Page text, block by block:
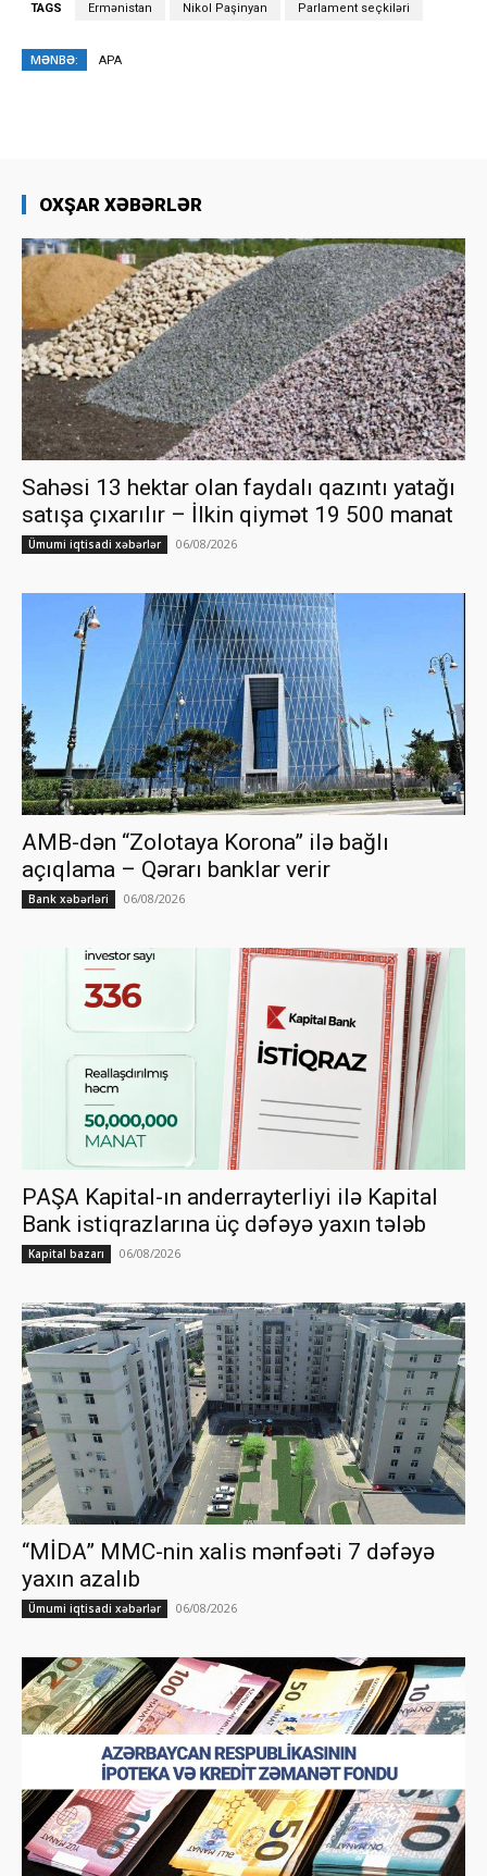
TAGS Ermənistan Nikol Paşinyan Parlament seçkiləri
MƏNBƏ: APA
OXŞAR XƏBƏRLƏR
Sahəsi 13 hektar olan faydalı qazıntı yatağı
satışa çıxarılır – İlkin qiymət 19 500 manat
Ümumi iqtisadi xəbərlər 06/08/2026
AMB-dən “Zolotaya Korona” ilə bağlı
açıqlama – Qərarı banklar verir
Bank xəbərləri 06/08/2026
PAŞA Kapital-ın anderrayterliyi ilə Kapital
Bank istiqrazlarına üç dəfəyə yaxın tələb
Kapital bazarı 06/08/2026
“MİDA” MMC-nin xalis mənfəəti 7 dəfəyə
yaxın azalıb
Ümumi iqtisadi xəbərlər 06/08/2026